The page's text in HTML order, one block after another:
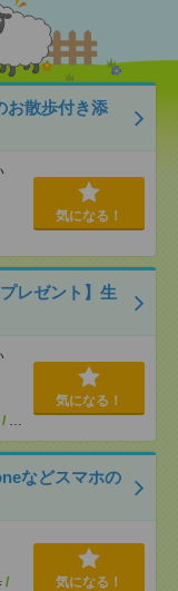
お散歩付き添
気になる！
レゼント】生
/ …
気になる！
などスマホの
/
気になる！